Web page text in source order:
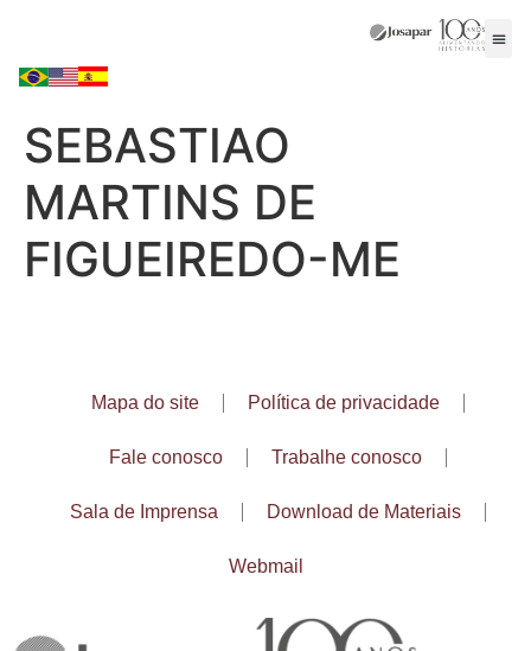
SEBASTIAO
MARTINS DE
FIGUEIREDO-ME
Mapa do site Política de privacidade
Fale conosco Trabalhe conosco
Sala de Imprensa Download de Materiais
Webmail